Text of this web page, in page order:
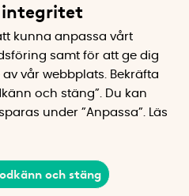
integritet
kunna anpassa vårt
samt för att ge dig
vår webbplats.
Bekräfta
och stäng”. Du kan
under ”Anpassa”.
Läs
och stäng